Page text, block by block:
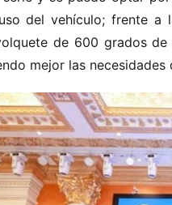
del vehículo; frente a
de 600 grados
mejor las necesidades